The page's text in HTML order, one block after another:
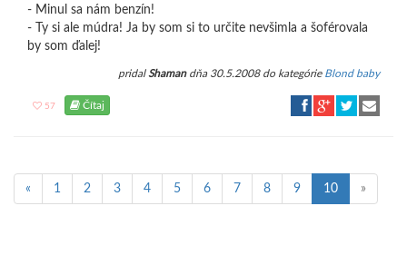
- Minul sa nám benzín!
- Ty si ale múdra! Ja by som si to určite nevšimla a šoférovala
by som ďalej!
pridalShamandňa 30.5.2008 do kategórie Blond baby
57 Čítaj
« 1 2 3 4 5 6 7 8 9 10 »